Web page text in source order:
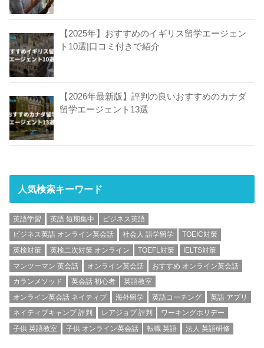
【2025年】おすすめのイギリス留学エージェン
ト10選|口コミ付きで紹介
【2026年最新版】評判の良いおすすめのカナダ
留学エージェント13選
人気検索キーワード
英語学習 英語 短期集中
ビジネス英語
ビジネス英語 オンライン英会話
社会人 語学留学
TOEIC対策
英検対策
英検二次対策 オンライン TOEFL対策
IELTS対策
マンツーマン 英会話
オンライン英会話
おすすめ オンライン英会話
カランメソッド
英会話 初心者
英語教室
オンライン英会話 ネイティブ
海外留学 英語コーチング
英語 アプリ
ネイティブキャンプ 評判
レアジョブ 評判
ワーキングホリデー
子供 英語教室
子供 オンライン英会話 転職 英語 法人 英語研修